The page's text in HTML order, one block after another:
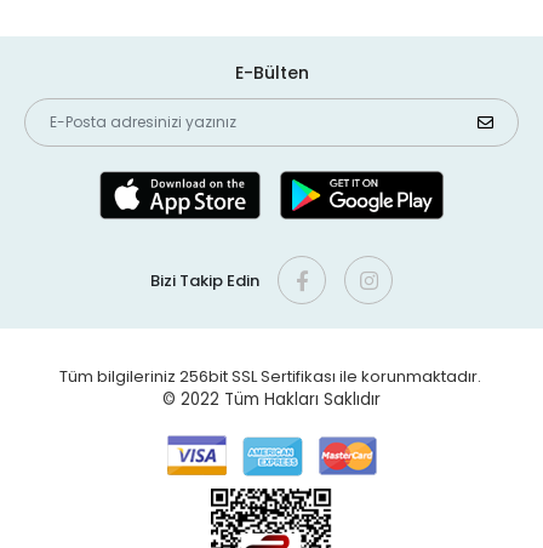
E-Bülten
Bizi Takip Edin
Tüm bilgileriniz 256bit SSL Sertifikası ile korunmaktadır.
© 2022 Tüm Hakları Saklıdır